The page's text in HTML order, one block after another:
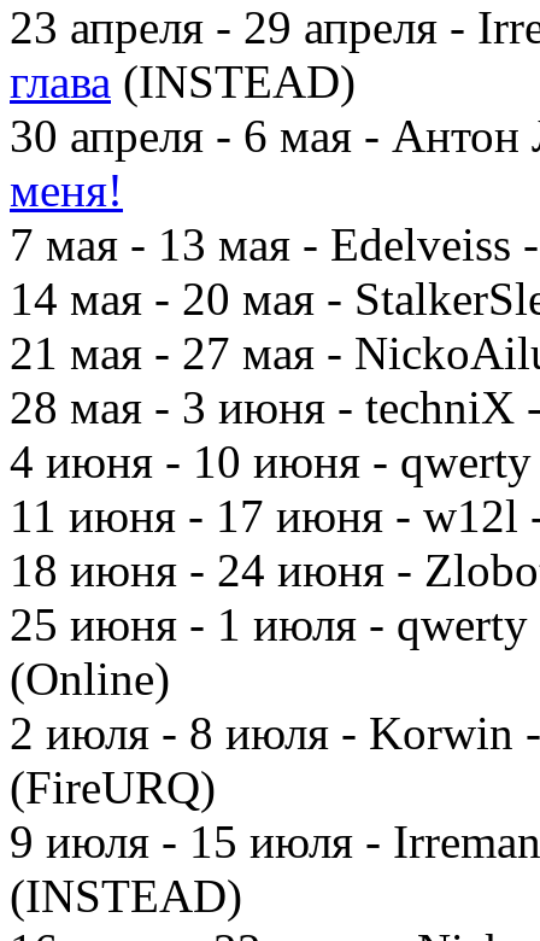
23 апреля - 29 апреля -
глава (INSTEAD)
30 апреля - 6 мая -
меня!
7 мая - 13 мая - Edelveiss
14 мая - 20 мая -
21 мая - 27 мая -
28 мая - 3 июня - techniX
4 июня - 10 июня -
11 июня - 17 июня - w12l
18 июня - 24 июня -
25 июня - 1 июля -
(Online)
2 июля - 8 июля - Korwin
(FireURQ)
9 июля - 15 июля -
(INSTEAD)